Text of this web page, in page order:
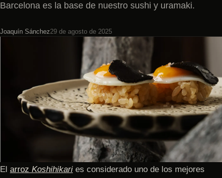
Barcelona es la base de nuestro sushi y uramaki.
Joaquín Sánchez29 de agosto de 2025
El arroz Koshihikari es considerado uno de los mejores